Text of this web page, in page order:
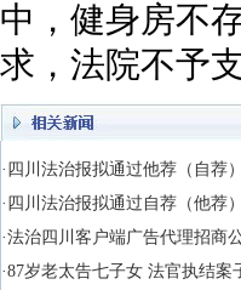
中，健身房不
求，法院不予支
·四川法治报拟通过他荐（自荐
·四川法治报拟通过自荐（他荐
·法治四川客户端广告代理招商
·87岁老太告七子女 法官执结案